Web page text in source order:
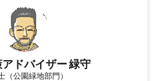
ドバイザー 緑守
（公園緑地部門）